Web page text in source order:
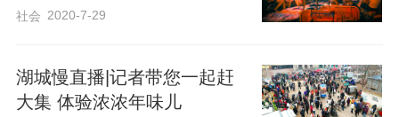
社会 2020-7-29
湖城慢直播|记者带您一起赶
大集 体验浓浓年味儿